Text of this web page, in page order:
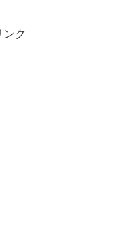
ンク